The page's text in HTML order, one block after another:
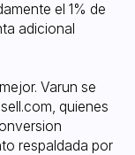
el 1% de
adicional
Varun se
quienes
respaldada por